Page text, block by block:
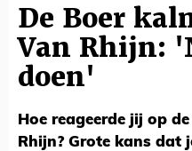
De Boer
Van Rhijn:
doen'
Hoe reageerde jij op
Rhijn? Grote kans dat